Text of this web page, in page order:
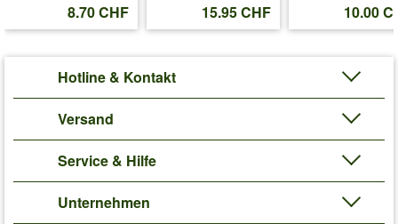
8.70 CHF 15.95 CHF 10.00
Hotline & Kontakt
Versand
Service & Hilfe
Unternehmen